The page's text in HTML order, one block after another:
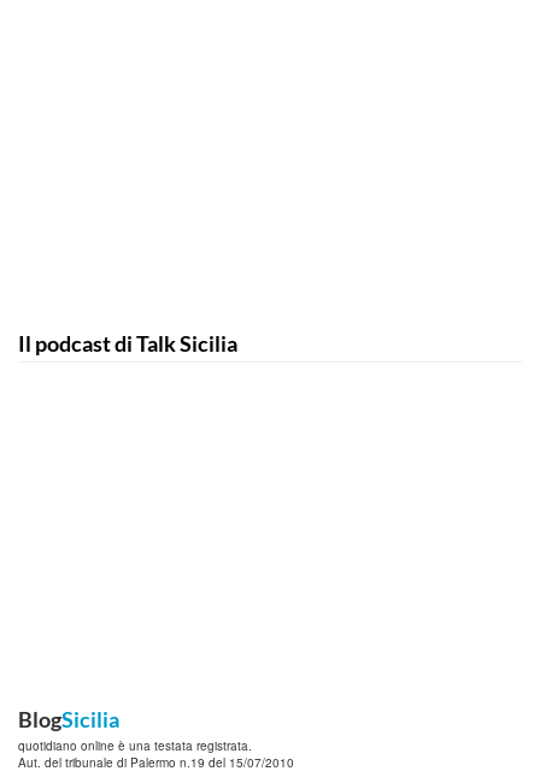
Il podcast di Talk Sicilia
BlogSicilia
quotidiano online è una testata registrata.
Aut. del tribunale di Palermo n.19 del 15/07/2010